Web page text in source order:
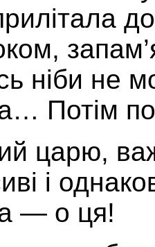
ніби не
Потім
царю,
і
— о ця!